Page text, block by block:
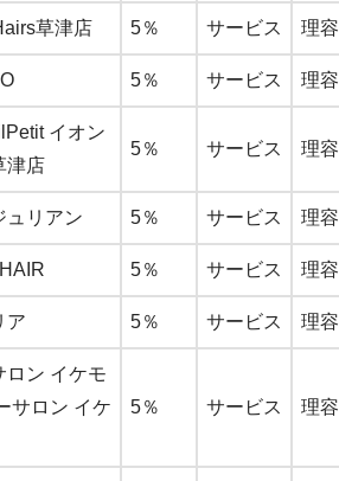
草津店 5％ サービス 理
5％ サービス 理
イオン
津店
5％ サービス 理
ュリアン 5％ サービス 理
5％ サービス 理
ア 5％ サービス 理
ロン イケモ
サロン イケ
5％ サービス 理